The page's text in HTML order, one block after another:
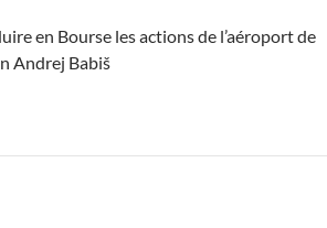
en Bourse les actions de l’aéroport de
Andrej Babiš